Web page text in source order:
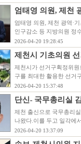
엄태영 의원, 제천
엄태영 의원, 제천 광역·
인구감소 등 지방의원 정
2026-04-20 19:28:45
제천시 기초의원
제천시가 선거구획정위
구를 최대한 활용한 선거
2026-04-20 15:37:48
단신- 국무총리실
제천 출신으로 국무총리
나왔다.이를 두고 일각에
2026-04-20 13:37:09